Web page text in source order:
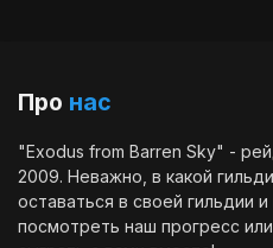
Про нас
"Exodus from Barren Sky" -
2009. Неважно, в какой
оставаться в своей гильдии
посмотреть наш прогресс или